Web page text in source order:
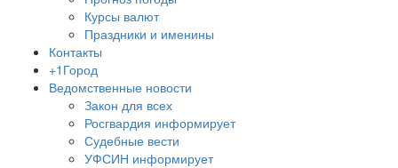
Курсы валют
Праздники и именины
Контакты
+1Город
Ведомственные новости
Закон для всех
Росгвардия информирует
Судебные вести
УФСИН информирует